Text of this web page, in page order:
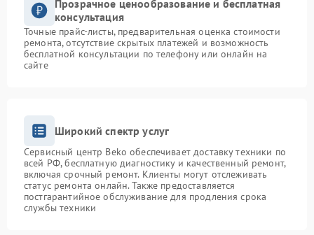
Прозрачное ценообразование и бесплатная
консультация
Точные прайс-листы, предварительная оценка стоимости
ремонта, отсутствие скрытых платежей и возможность
бесплатной консультации по телефону или онлайн на
сайте
Широкий спектр услуг
Сервисный центр Beko обеспечивает доставку техники по
всей РФ, бесплатную диагностику и качественный ремонт,
включая срочный ремонт. Клиенты могут отслеживать
статус ремонта онлайн. Также предоставляется
постгарантийное обслуживание для продления срока
службы техники